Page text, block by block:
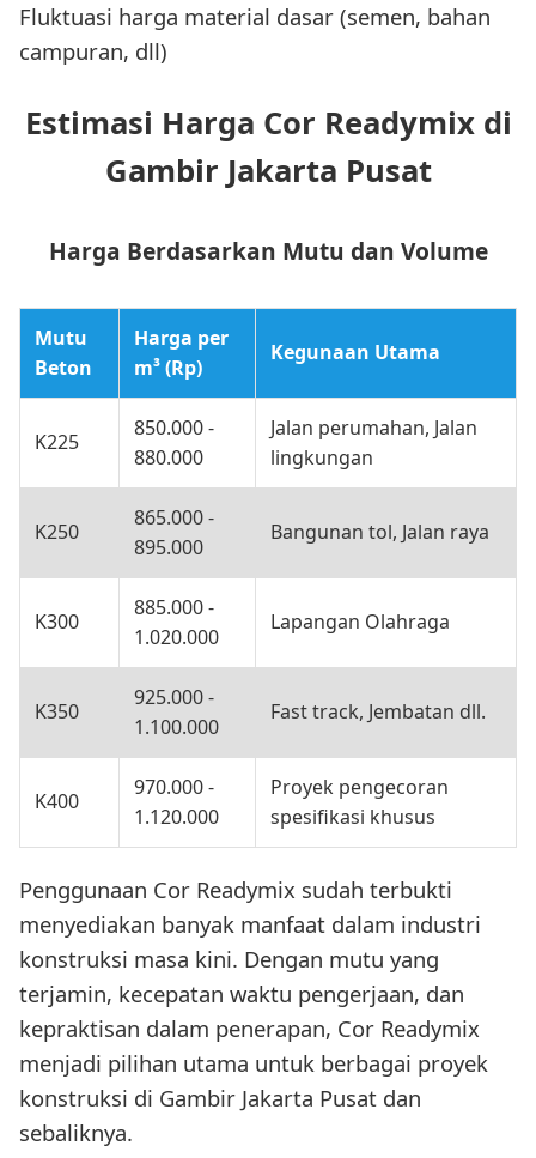
Fluktuasi harga material dasar (semen, bahan
campuran, dll)
Estimasi Harga Cor Readymix di
Gambir Jakarta Pusat
Harga Berdasarkan Mutu dan Volume
Mutu
Beton
Harga per
m³ (Rp)
Kegunaan Utama
K225
850.000 -
880.000
Jalan perumahan, Jalan
lingkungan
K250
865.000 -
895.000
Bangunan tol, Jalan raya
K300
885.000 -
1.020.000
Lapangan Olahraga
K350
925.000 -
1.100.000
Fast track, Jembatan dll.
K400
970.000 -
1.120.000
Proyek pengecoran
spesifikasi khusus
Penggunaan Cor Readymix sudah terbukti
menyediakan banyak manfaat dalam industri
konstruksi masa kini. Dengan mutu yang
terjamin, kecepatan waktu pengerjaan, dan
kepraktisan dalam penerapan, Cor Readymix
menjadi pilihan utama untuk berbagai proyek
konstruksi di Gambir Jakarta Pusat dan
sebaliknya.